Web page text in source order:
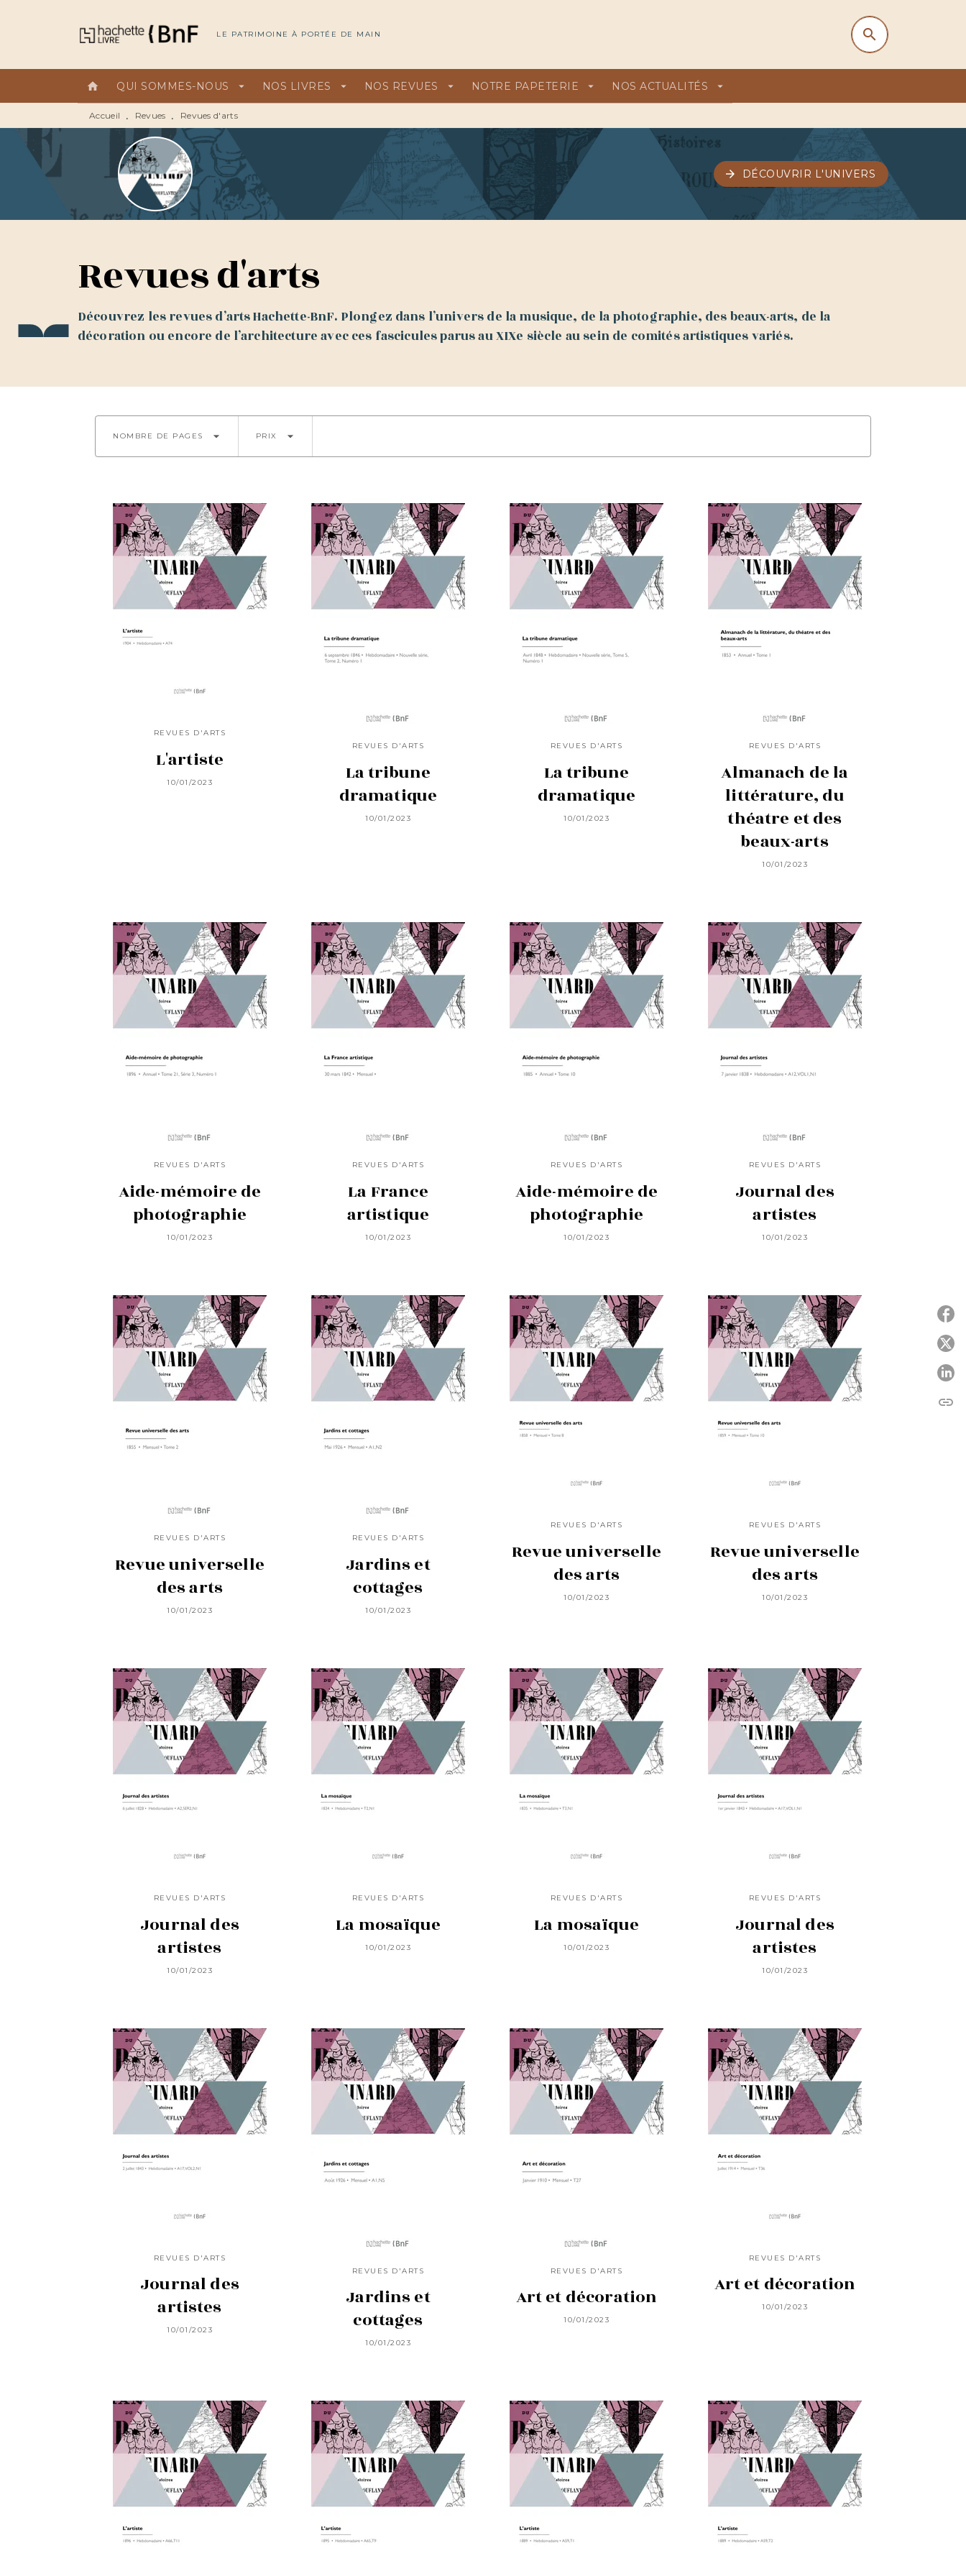
MENU RECHERCHE
LE PATRIMOINE À PORTÉE DE MAIN search
home QUI SOMMES-NOUS arrow_drop_down NOS LIVRES arrow_drop_down NOS REVUES arrow_drop_down NOTRE PAPETERIE arrow_drop_down NOS ACTUALITÉS arrow_drop_down
search
Accueil • Revues • Revues d'arts
arrow_forward DÉCOUVRIR L'UNIVERS
Revues d'arts
Découvrez les revues d’arts Hachette-BnF. Plongez dans l’univers de la musique, de la photographie, des beaux-arts, de la
décoration ou encore de l’architecture avec ces fascicules parus au XIXe siècle au sein de comités artistiques variés.
NOMBRE DE PAGES arrow_drop_down PRIX arrow_drop_down
REVUES D'ARTS
L'artiste
10/01/2023
REVUES D'ARTS
La tribune
dramatique
10/01/2023
REVUES D'ARTS
La tribune
dramatique
10/01/2023
REVUES D'ARTS
Almanach de la
littérature, du
théatre et des
beaux-arts
10/01/2023
REVUES D'ARTS
Aide-mémoire de
photographie
10/01/2023
REVUES D'ARTS
La France
artistique
10/01/2023
REVUES D'ARTS
Aide-mémoire de
photographie
10/01/2023
REVUES D'ARTS
Journal des
artistes
10/01/2023
REVUES D'ARTS
Revue universelle
des arts
10/01/2023
REVUES D'ARTS
Jardins et
cottages
10/01/2023
REVUES D'ARTS
Revue universelle
des arts
10/01/2023
REVUES D'ARTS
Revue universelle
des arts
10/01/2023
REVUES D'ARTS
Journal des
artistes
10/01/2023
REVUES D'ARTS
La mosaïque
10/01/2023
REVUES D'ARTS
La mosaïque
10/01/2023
REVUES D'ARTS
Journal des
artistes
10/01/2023
REVUES D'ARTS
Journal des
artistes
10/01/2023
REVUES D'ARTS
Jardins et
cottages
10/01/2023
REVUES D'ARTS
Art et décoration
10/01/2023
REVUES D'ARTS
Art et décoration
10/01/2023
link